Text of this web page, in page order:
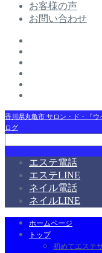
お客様の声
お問い合わせ
香川県丸亀市 サロン・ド・『
ログ
エステ電話
エステLINE
ネイル電話
ネイルLINE
ホームページ
トップ
初めてエステ